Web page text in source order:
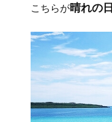
こちらが晴れの日